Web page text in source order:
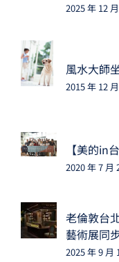
2025 年 12
風水大師
2015 年 12
【美的in
2020 年 7 月
老倫敦台
藝術展同
2025 年 9 月